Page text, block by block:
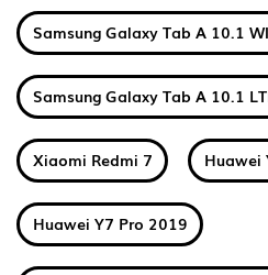
Samsung Galaxy Tab A 10.1
Samsung Galaxy Tab A 10.1
Xiaomi Redmi 7 Huawei
Huawei Y7 Pro 2019